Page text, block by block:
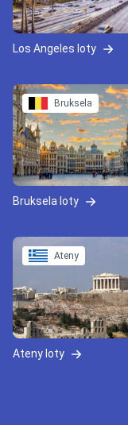
Los Angeles loty
Bruksela
Bruksela loty
Ateny
Ateny loty